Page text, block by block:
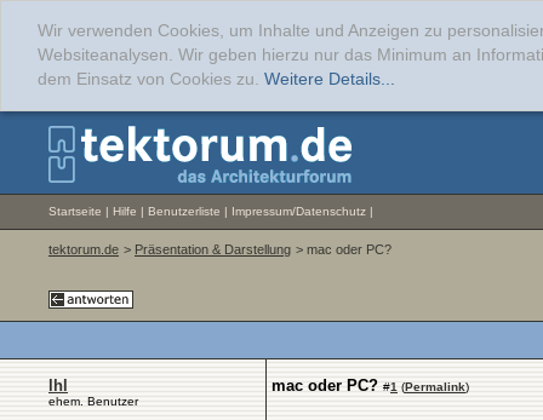
Wir verwenden Cookies, um Inhalte und Anzeigen zu
Websiteanalysen. Wir geben hierzu nur das Minimum an
dem Einsatz von Cookies zu. Weitere Details...
Startseite | Hilfe | Benutzerliste | Impressum/Datenschutz |
tektorum.de > Präsentation & Darstellung > mac oder PC?
lhl
ehem. Benutzer
mac oder PC? #1 (Permalink)